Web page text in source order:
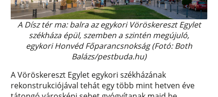
A Dísz tér ma: balra az egykori Vöröskereszt Egylet
székháza épül, szemben a szintén megújuló,
egykori Honvéd Főparancsnokság (Fotó: Both
Balázs/pestbuda.hu)
A Vöröskereszt Egylet egykori székházának
rekonstrukciójával tehát egy több mint hetven éve